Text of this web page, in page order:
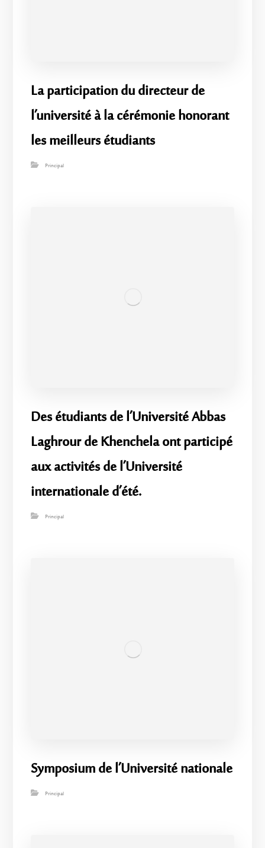
La participation du directeur de
l’université à la cérémonie honorant
les meilleurs étudiants
Principal
Des étudiants de l’Université Abbas
Laghrour de Khenchela ont participé
aux activités de l’Université
internationale d’été.
Principal
Symposium de l’Université nationale
Principal